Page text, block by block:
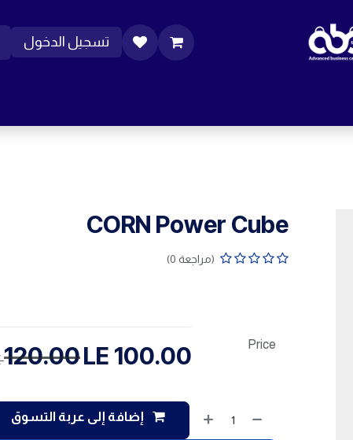
تسجيل الدخول
CORN Power Cube
(مراجعة 0)
إضافة إلى عربة التسوق
Price
100.00
120.00
LE